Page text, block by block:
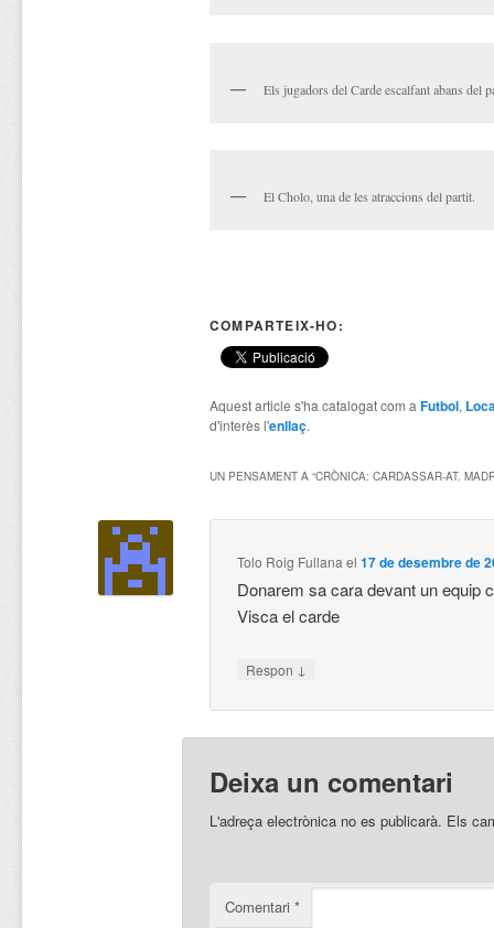
Els jugadors del Carde escalfant abans del
El Cholo, una de les atraccions del partit.
COMPARTEIX-HO:
Aquest article s'ha catalogat com a Futbol,
d'interès l'enllaç.
UN PENSAMENT A “CRÒNICA: CARDASSAR-AT.
Tolo Roig Fullana el17 de desembre de
Donarem sa cara devant un equip
Visca el carde
Respon ↓
Deixa un comentari
L'adreça electrònica no es publicarà. Els
Comentari *